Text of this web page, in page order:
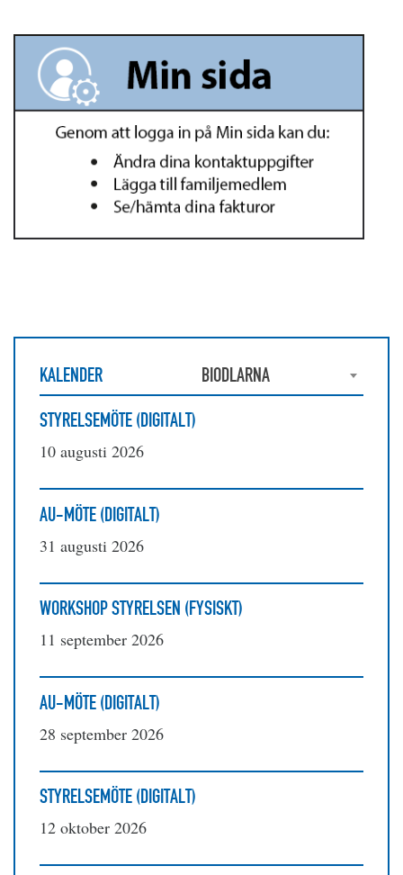
KALENDER
BIODLARNA
STYRELSEMÖTE (DIGITALT)
10 augusti 2026
AU-MÖTE (DIGITALT)
31 augusti 2026
WORKSHOP STYRELSEN (FYSISKT)
11 september 2026
AU-MÖTE (DIGITALT)
28 september 2026
STYRELSEMÖTE (DIGITALT)
12 oktober 2026